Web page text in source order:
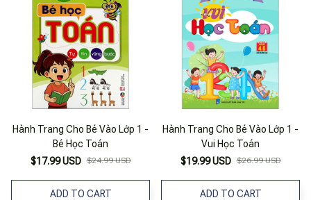
Hành Trang Cho Bé Vào Lớp 1 -
Bé Học Toán
$17.99 USD $24.99 USD
ADD TO CART
Hành Trang Cho Bé Vào Lớp 1 -
Vui Học Toán
$19.99 USD $26.99 USD
ADD TO CART